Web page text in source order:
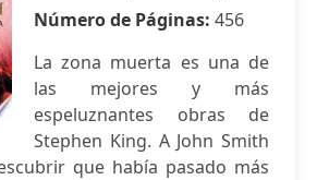
Número de Páginas: 456
La zona muerta es una de
las mejores y más
espeluznantes obras de
Stephen King. A John Smith
que había pasado más